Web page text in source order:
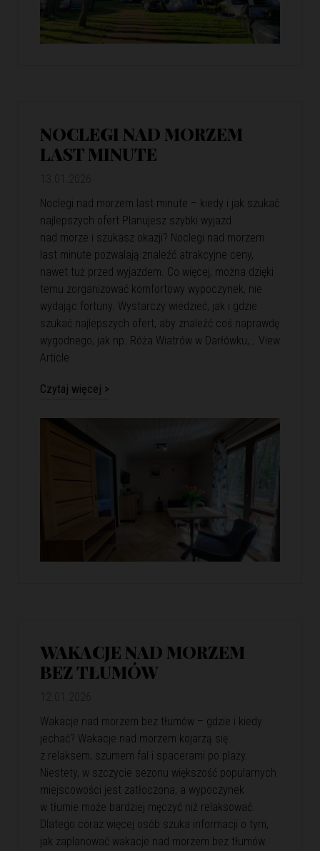
NOCLEGI NAD MORZEM
LAST MINUTE
Noclegi nad morzem last minute – kiedy i jak szukać
najlepszych ofert Planujesz szybki wyjazd
nad morze i szukasz okazji? Noclegi nad morzem
last minute pozwalają znaleźć atrakcyjne ceny,
nawet tuż przed wyjazdem. Co więcej, można dzięki
temu zorganizować komfortowy wypoczynek, nie
wydając fortuny. Wystarczy wiedzieć, jak i gdzie
szukać najlepszych ofert, aby znaleźć coś naprawdę
wygodnego, jak np. Róża Wiatrów w Darłówku,… View
Article
Czytaj więcej >
WAKACJE NAD MORZEM
BEZ TŁUMÓW
Wakacje nad morzem bez tłumów – gdzie i kiedy
jechać? Wakacje nad morzem kojarzą się
z relaksem, szumem fal i spacerami po plaży.
Niestety, w szczycie sezonu większość popularnych
miejscowości jest zatłoczona, a wypoczynek
w tłumie może bardziej męczyć niż relaksować.
Dlatego coraz więcej osób szuka informacji o tym,
jak zaplanować wakacje nad morzem bez tłumów.